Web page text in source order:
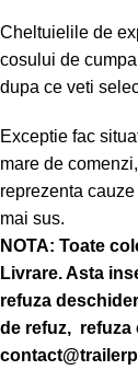
Cheltuielile de
cosului de
dupa ce veti
Exceptie fac
mare de
reprezenta
mai sus.
NOTA: Toate
Livrare. Asta
refuza
de refuz, refuza